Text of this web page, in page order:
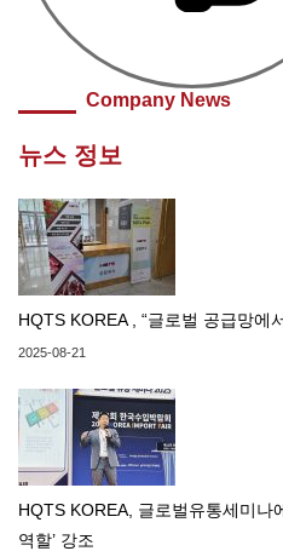
Company News
뉴스 정보
HQTS KOREA , “글로벌 공급망에
2025-08-21
HQTS KOREA, 글로벌유통세미나
역할’ 강조